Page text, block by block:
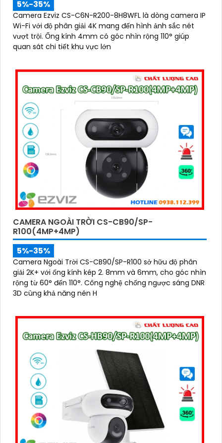
5%-35%
Camera Ezviz CS-C6N-R200-8H8WFL là dòng camera IP
Wi-Fi với độ phân giải 4K mang đến hình ảnh sắc nét
vượt trội. Ống kính 4mm có góc nhìn rộng 110° giúp
quan sát chi tiết khu vực lớn
CAMERA NGOÀI TRỜI CS-CB90/SP-
R100(4MP+4MP)
5%-35%
Camera Ngoài Trời CS-CB90/SP-R100 sở hữu độ phân
giải 2K+ với ống kính kép 2. 8mm và 6mm, cho góc nhìn
rộng từ 60° đến 110°. Công nghệ chống ngược sáng DNR
3D cùng khả năng nén H